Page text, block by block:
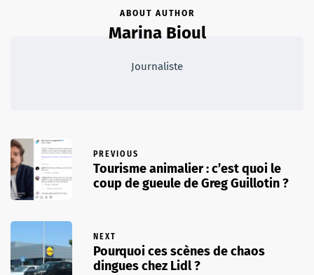
ABOUT AUTHOR
Marina Bioul
Journaliste
PREVIOUS
Tourisme animalier : c’est quoi le
coup de gueule de Greg Guillotin ?
NEXT
Pourquoi ces scènes de chaos
dingues chez Lidl ?